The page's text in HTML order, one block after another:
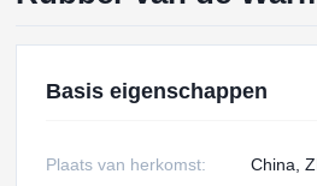
Basis eigenschappen
Plaats van herkomst: China,